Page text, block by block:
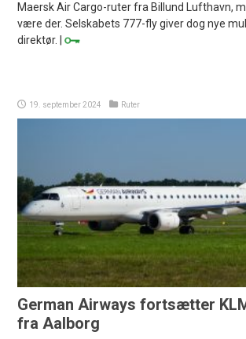
Maersk Air Cargo-ruter fra Billund Lufthavn,
være der. Selskabets 777-fly giver dog nye
direktør. |
19. september 2024 Ruter
German Airways fortsætter
fra Aalborg